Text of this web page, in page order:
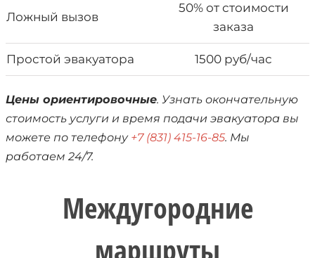
Ложный вызов
50% от стоимости
заказа
Простой эвакуатора 1500 руб/час
Цены ориентировочные. Узнать окончательную
стоимость услуги и время подачи эвакуатора вы
можете по телефону +7 (831) 415-16-85. Мы
работаем 24/7.
Междугородние
маршруты